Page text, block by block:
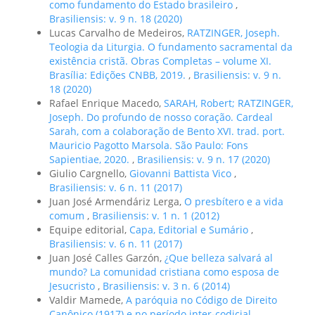
como fundamento do Estado brasileiro ,
Brasiliensis: v. 9 n. 18 (2020)
Lucas Carvalho de Medeiros, RATZINGER, Joseph.
Teologia da Liturgia. O fundamento sacramental da
existência cristã. Obras Completas – volume XI.
Brasília: Edições CNBB, 2019. , Brasiliensis: v. 9 n.
18 (2020)
Rafael Enrique Macedo, SARAH, Robert; RATZINGER,
Joseph. Do profundo de nosso coração. Cardeal
Sarah, com a colaboração de Bento XVI. trad. port.
Mauricio Pagotto Marsola. São Paulo: Fons
Sapientiae, 2020. , Brasiliensis: v. 9 n. 17 (2020)
Giulio Cargnello, Giovanni Battista Vico ,
Brasiliensis: v. 6 n. 11 (2017)
Juan José Armendáriz Lerga, O presbítero e a vida
comum , Brasiliensis: v. 1 n. 1 (2012)
Equipe editorial, Capa, Editorial e Sumário ,
Brasiliensis: v. 6 n. 11 (2017)
Juan José Calles Garzón, ¿Que belleza salvará al
mundo? La comunidad cristiana como esposa de
Jesucristo , Brasiliensis: v. 3 n. 6 (2014)
Valdir Mamede, A paróquia no Código de Direito